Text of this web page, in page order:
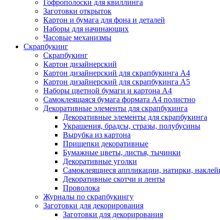
Гофрополоски для квиллинга
Заготовки открыток
Картон и бумага для фона и деталей
Наборы для начинающих
Часовые механизмы
Скрапбукинг
Скрапбукинг
Картон дизайнерский
Картон дизайнерский для скрапбукинга А4
Картон дизайнерский для скрапбукинга А5
Наборы цветной бумаги и картона А4
Самоклеящаяся бумага формата А4 полистно
Декоративные элементы для скрапбукинга
Декоративные элементы для скрапбукинга
Украшения, брадсы, стразы, полубусины
Вырубка из картона
Прищепки декоративные
Бумажные цветы, листья, тычинки
Декоративные уголки
Самоклеящиеся аппликации, натирки,
Декоративные скотчи и ленты
Проволока
Журналы по скрапбукингу
Заготовки для декорирования
Заготовки для декорирования